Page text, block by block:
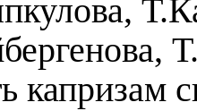
капризам